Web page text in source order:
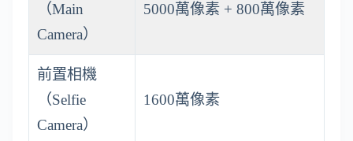
（Main
Camera）
5000萬像素 + 800萬像素
前置相機
（Selfie
Camera）
1600萬像素